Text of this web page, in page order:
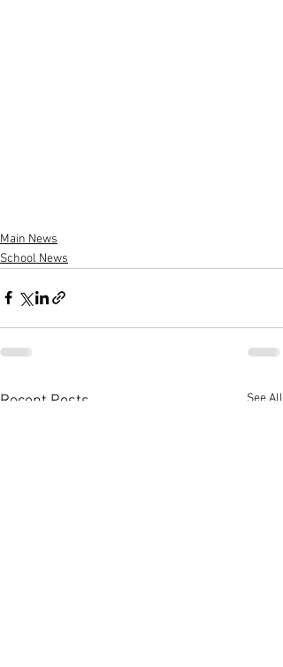
Main News
School News
Recent Posts See All